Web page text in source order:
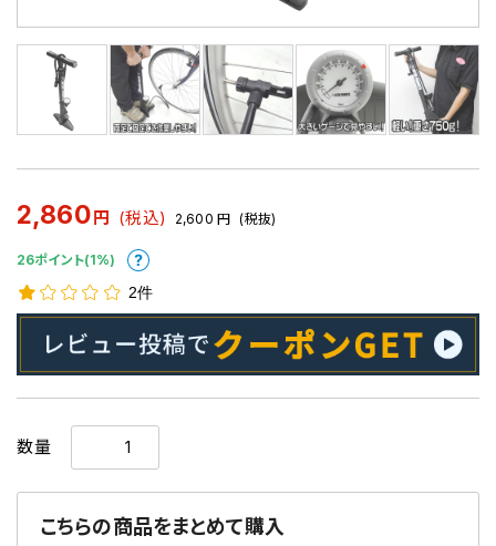
2,860 円 (税込) 2,600 円 (税抜)
26ポイント(1%)
2件
数量
こちらの商品をまとめて購入